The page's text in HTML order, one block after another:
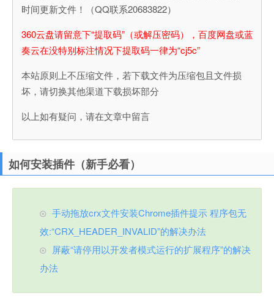
时间更新文件！（QQ联系20683822）
360云盘请留意下“提取码”（或解压密码），百度网盘或蓝
奏云在没特别标注情况下提取码一律为“cj5c”
本站原则上不压缩文件，若下载文件为压缩包且文件损
坏，请切换其他渠道下载损坏部分
以上如有疑问，请在文章中留言
如何安装插件（新手必看）
手动拖放crx文件安装Chrome插件提示 程序包无
效:“CRX_HEADER_INVALID”的解决办法
屏蔽“请停用以开发者模式运行的扩展程序”的解决
办法